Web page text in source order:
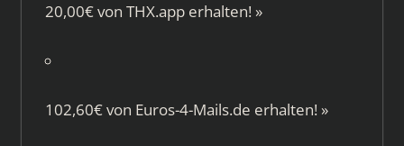
20,00€ von THX.apperhalten! »
102,60€ von Euros-4-Mails.de erhalten! »